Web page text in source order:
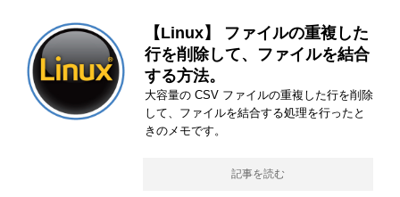
【Linux】 ファイルの重複した
行を削除して、ファイルを結合
する方法。
大容量の CSV ファイルの重複した行を削除
して、ファイルを結合する処理を行ったと
きのメモです。
記事を読む